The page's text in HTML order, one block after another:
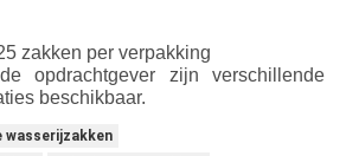
zakken per verpakking
opdrachtgever zijn verschillende
beschikbaar.
wasserijzakken